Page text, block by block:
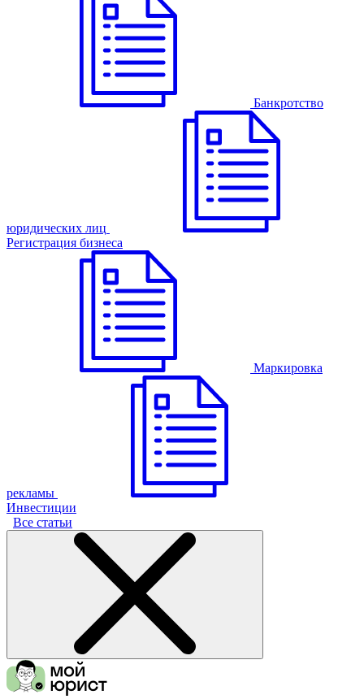
Банкротство
юридических лиц
Регистрация бизнеса
Маркировка
рекламы
Инвестиции
Все статьи